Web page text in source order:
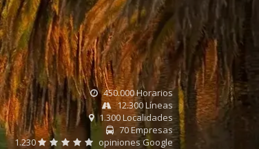
ómnibus
450.000 Horarios
12.300 Líneas
1.300 Localidades
70 Empresas
1.230
opiniones Google